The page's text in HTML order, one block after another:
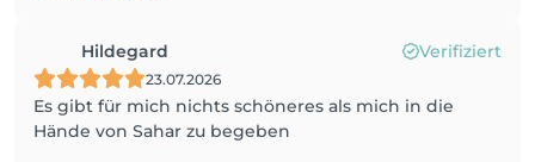
Hildegard Verifiziert
23.07.2026
Es gibt für mich nichts schöneres als mich in die
Hände von Sahar zu begeben